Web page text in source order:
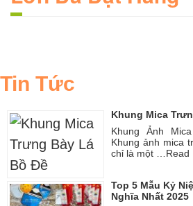
Tin Tức
Khung Mica
Khung Ảnh
Khung ảnh mica
chỉ là một … Read
Top 5 Mẫu Kỷ
Nghĩa Nhất 2025